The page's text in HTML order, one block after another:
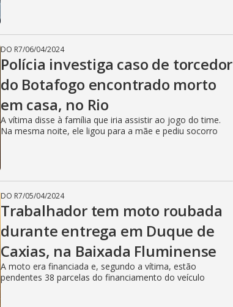
DO R7/06/04/2024
Polícia investiga caso de torcedor
do Botafogo encontrado morto
em casa, no Rio
A vítima disse à família que iria assistir ao jogo do time.
Na mesma noite, ele ligou para a mãe e pediu socorro
DO R7/05/04/2024
Trabalhador tem moto roubada
durante entrega em Duque de
Caxias, na Baixada Fluminense
A moto era financiada e, segundo a vítima, estão
pendentes 38 parcelas do financiamento do veículo